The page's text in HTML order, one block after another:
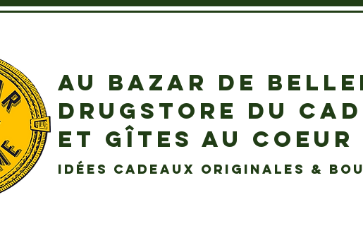
AU BAZAR DE
DRUGSTORE DU
ET GÎTES AU COEUR
idées cadeaux originales &